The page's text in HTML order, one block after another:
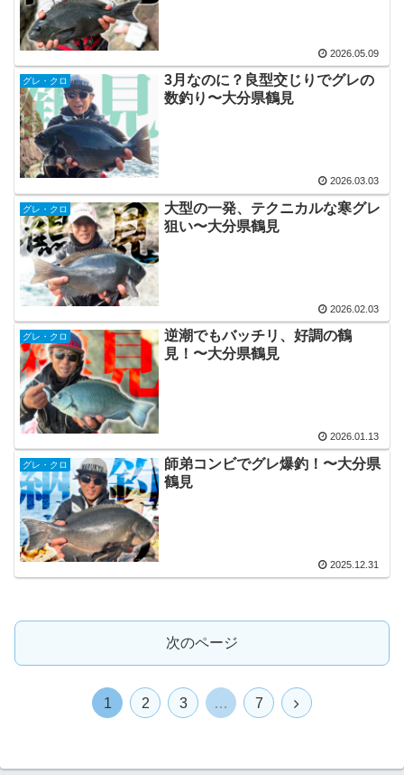
2026.05.09
グレ・クロ
3月なのに？良型交じりでグレの
数釣り〜大分県鶴見
2026.03.03
グレ・クロ
大型の一発、テクニカルな寒グレ
狙い〜大分県鶴見
2026.02.03
グレ・クロ
逆潮でもバッチリ、好調の鶴
見！〜大分県鶴見
2026.01.13
グレ・クロ
師弟コンビでグレ爆釣！〜大分県
鶴見
2025.12.31
次のページ
1 2 3 … 7
次